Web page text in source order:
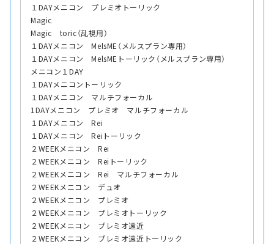
１DAYメニコン プレミオトーリック
Magic
Magic toric（乱視用）
１DAYメニコン MelsME（メルスプラン専用）
１DAYメニコン MelsMEトーリック（メルスプラン専用）
メニコン１DAY
１DAYメニコントーリック
１DAYメニコン マルチフォーカル
1DAYメニコン プレミオ マルチフォーカル
１DAYメニコン Rei
１DAYメニコン Reiトーリック
２WEEKメニコン Rei
２WEEKメニコン Reiトーリック
２WEEKメニコン Rei マルチフォーカル
２WEEKメニコン デュオ
２WEEKメニコン プレミオ
２WEEKメニコン プレミオトーリック
２WEEKメニコン プレミオ遠近
２WEEKメニコン プレミオ遠近トーリック